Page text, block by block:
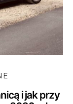
i jak przy